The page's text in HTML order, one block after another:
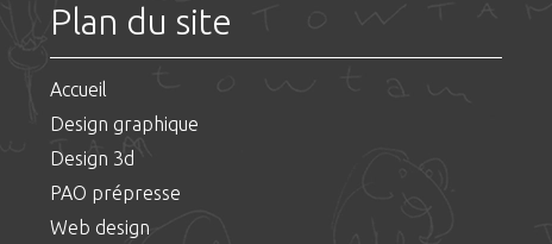
Plan du site
Accueil
Design graphique
Design 3d
PAO prépresse
Web design